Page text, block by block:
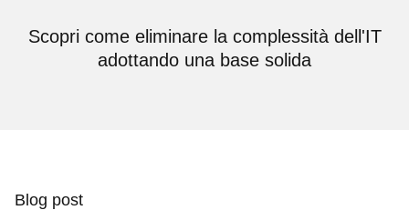
Scopri come eliminare la complessità dell'IT
adottando una base solida
Blog post